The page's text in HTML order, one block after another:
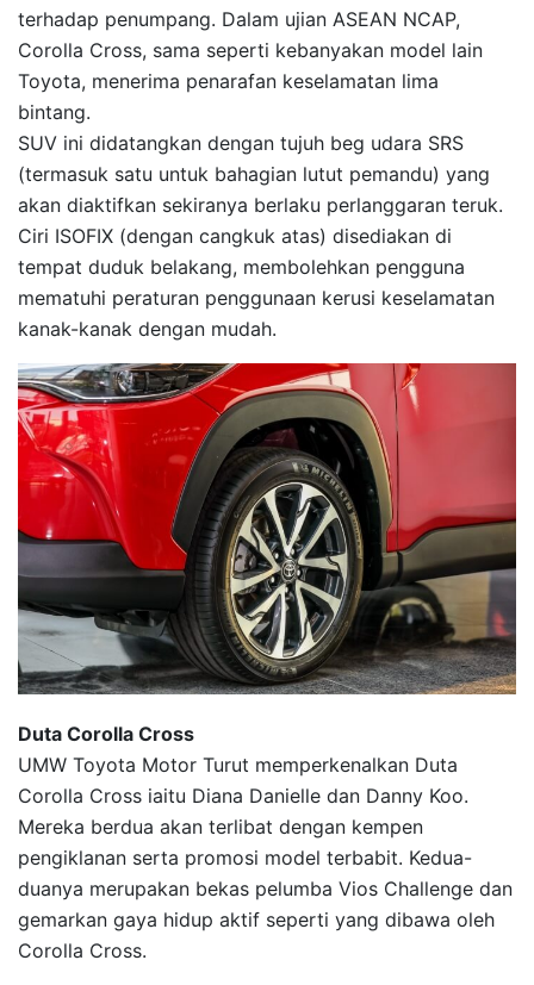
terhadap penumpang. Dalam ujian ASEAN NCAP,
Corolla Cross, sama seperti kebanyakan model lain
Toyota, menerima penarafan keselamatan lima
bintang.
SUV ini didatangkan dengan tujuh beg udara SRS
(termasuk satu untuk bahagian lutut pemandu) yang
akan diaktifkan sekiranya berlaku perlanggaran teruk.
Ciri ISOFIX (dengan cangkuk atas) disediakan di
tempat duduk belakang, membolehkan pengguna
mematuhi peraturan penggunaan kerusi keselamatan
kanak-kanak dengan mudah.
Duta Corolla Cross
UMW Toyota Motor Turut memperkenalkan Duta
Corolla Cross iaitu Diana Danielle dan Danny Koo.
Mereka berdua akan terlibat dengan kempen
pengiklanan serta promosi model terbabit. Kedua-
duanya merupakan bekas pelumba Vios Challenge dan
gemarkan gaya hidup aktif seperti yang dibawa oleh
Corolla Cross.